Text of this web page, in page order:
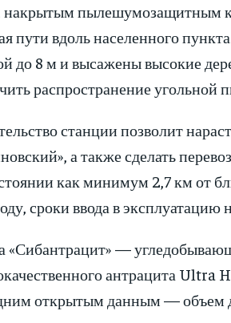
накрытым пылешумозащитным
пути вдоль населенного
до 8 м и высажены высокие
распространение угольной
станции позволит
а также сделать
как минимум 2,7 км от
сроки ввода в эксплуатацию
«Сибантрацит» —
антрацита Ultra
открытым данным — объем